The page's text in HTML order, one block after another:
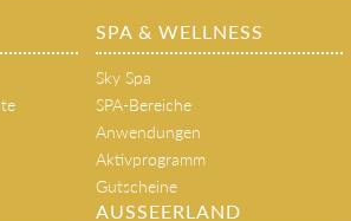
SPA & WELLNESS
Sky Spa
SPA-Bereiche
Anwendungen
Aktivprogramm
Gutscheine
AUSSEERLAND